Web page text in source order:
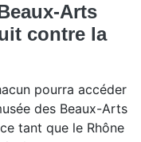
Arts
contre la
pourra accéder
des Beaux-Arts
tant que le Rhône